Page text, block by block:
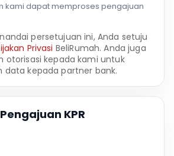
kami dapat memproses pengajuan
persetujuan ini, Anda setuju
Privasi BeliRumah. Anda juga
otorisasi kepada kami untuk
data kepada partner bank.
KPR